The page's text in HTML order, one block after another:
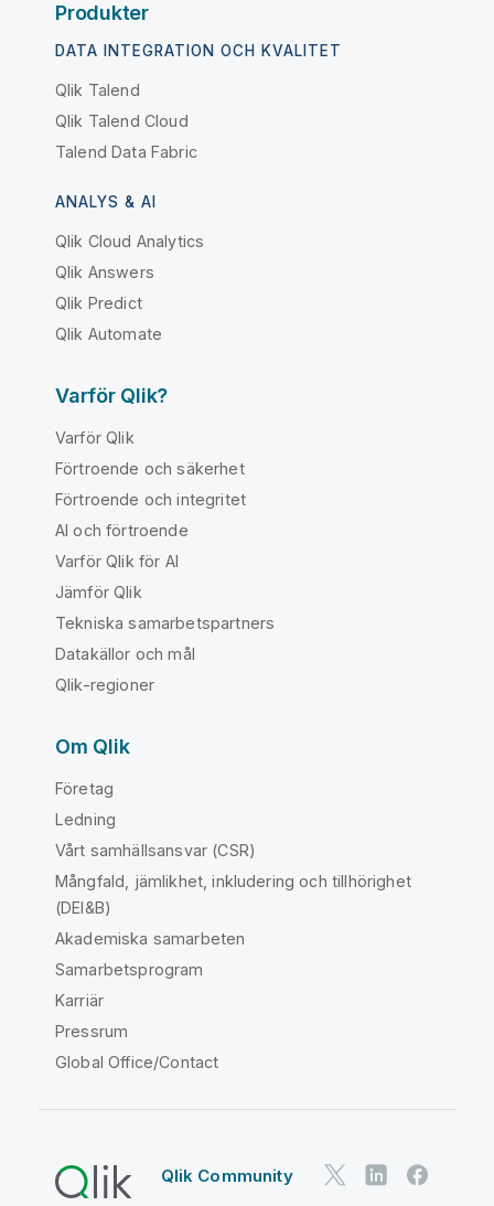
Produkter
DATA INTEGRATION OCH KVALITET
Qlik Talend
Qlik Talend Cloud
Talend Data Fabric
ANALYS & AI
Qlik Cloud Analytics
Qlik Answers
Qlik Predict
Qlik Automate
Varför Qlik?
Varför Qlik
Förtroende och säkerhet
Förtroende och integritet
AI och förtroende
Varför Qlik för AI
Jämför Qlik
Tekniska samarbetspartners
Datakällor och mål
Qlik-regioner
Om Qlik
Företag
Ledning
Vårt samhällsansvar (CSR)
Mångfald, jämlikhet, inkludering och tillhörighet
(DEI&B)
Akademiska samarbeten
Samarbetsprogram
Karriär
Pressrum
Global Office/Contact
Qlik Community